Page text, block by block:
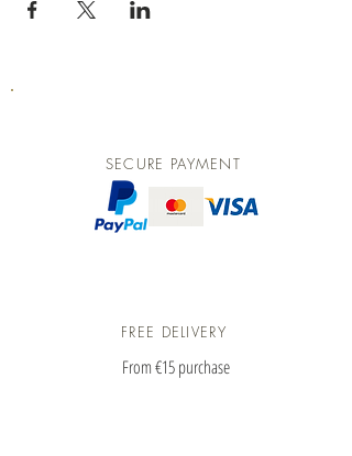
SECURE PAYMENT
FREE DELIVERY
From €15 purchase